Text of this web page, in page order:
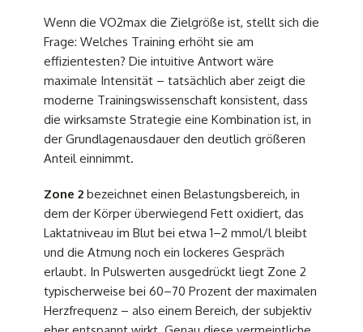
Wenn die VO2max die Zielgröße ist, stellt sich die
Frage: Welches Training erhöht sie am
effizientesten? Die intuitive Antwort wäre
maximale Intensität – tatsächlich aber zeigt die
moderne Trainingswissenschaft konsistent, dass
die wirksamste Strategie eine Kombination ist, in
der Grundlagenausdauer den deutlich größeren
Anteil einnimmt.
Zone 2 bezeichnet einen Belastungsbereich, in
dem der Körper überwiegend Fett oxidiert, das
Laktatniveau im Blut bei etwa 1–2 mmol/l bleibt
und die Atmung noch ein lockeres Gespräch
erlaubt. In Pulswerten ausgedrückt liegt Zone 2
typischerweise bei 60–70 Prozent der maximalen
Herzfrequenz – also einem Bereich, der subjektiv